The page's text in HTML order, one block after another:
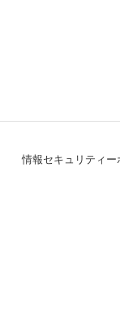
情報セキュリティー